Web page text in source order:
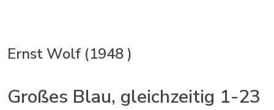
Ernst Wolf (1948 )
Großes Blau, gleichzeitig 1-23